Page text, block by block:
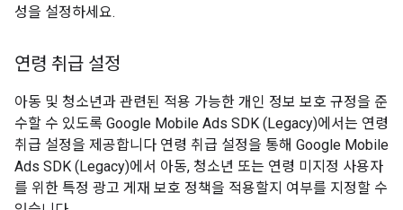
성을 설정하세요.
연령 취급 설정
아동 및 청소년과 관련된 적용 가능한 개인 정보 보호 규정을 준
수할 수 있도록 Google Mobile Ads SDK (Legacy)에서는 연령
취급 설정을 제공합니다 연령 취급 설정을 통해 Google Mobile
Ads SDK (Legacy)에서 아동, 청소년 또는 연령 미지정 사용자
를 위한 특정 광고 게재 보호 정책을 적용할지 여부를 지정할 수